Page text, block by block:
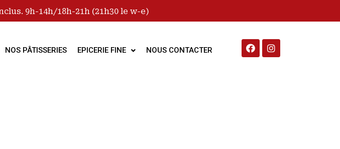
9h-14h/18h-21h (21h30 le w-e)
NOS PÂTISSERIES EPICERIE FINE NOUS CONTACTER